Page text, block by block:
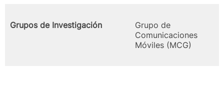
Grupos de Investigación
Grupo de
Comunicaciones
Móviles (MCG)